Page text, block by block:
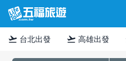
flight_takeoff 台北出發 flight_takeoff 高雄出發